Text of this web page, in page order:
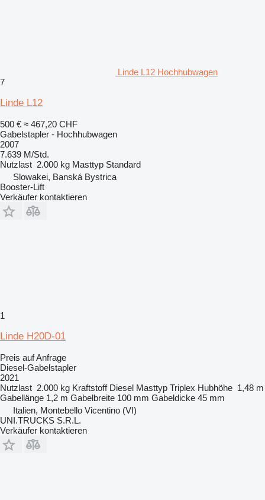
Linde L12 Hochhubwagen
7
Linde L12
500 € ≈ 467,20 CHF
Gabelstapler - Hochhubwagen
2007
7.639 M/Std.
Nutzlast 2.000 kg Masttyp Standard
Slowakei, Banská Bystrica
Booster-Lift
Verkäufer kontaktieren
1
Linde H20D-01
Preis auf Anfrage
Diesel-Gabelstapler
2021
Nutzlast 2.000 kg Kraftstoff Diesel Masttyp Triplex Hubhöhe 1,48 m
Gabellänge 1,2 m Gabelbreite 100 mm Gabeldicke 45 mm
Italien, Montebello Vicentino (VI)
UNI.TRUCKS S.R.L.
Verkäufer kontaktieren